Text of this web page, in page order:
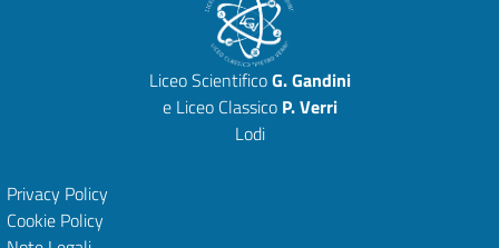
Liceo ScientificoG. Gandini
e Liceo Classico P. Verri
Lodi
Privacy Policy
Cookie Policy